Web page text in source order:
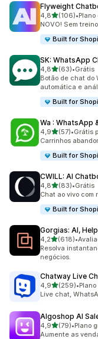
Flyweight
4,8de 5 estrelas
(106)
106 avaliações
•
NOVO! Sem
Built for
SK: WhatsApp
4,8de 5 estrelas
(63)
63 avaliações ao
•Grátis
Botão de chat do
automática e
Built for
Wa : WhatsApp
4,9de 5 estrelas
(57)
57 avaliações ao
•Grátis
Carrinhos
Built for
CWILL: AI
4,8de 5 estrelas
(83)
83 avaliações ao
•Grátis
Chat ao vivo
Built for
Gorgias: AI,
4,2de 5 estrelas
(618)
618 avaliações
•
Resolva
negócios.
Chatway Live
4,9de 5 estrelas
(259)
259 avaliações
•
Live chat,
Algoshop AI
4,9de 5 estrelas
(79)
79 avaliações ao
•Plano
Aumente as